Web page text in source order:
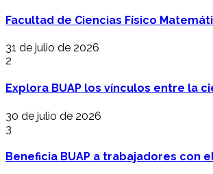
Facultad de Ciencias Físico
31 de julio de 2026
2
Explora BUAP los vínculos entre la
30 de julio de 2026
3
Beneficia BUAP a trabajadores con